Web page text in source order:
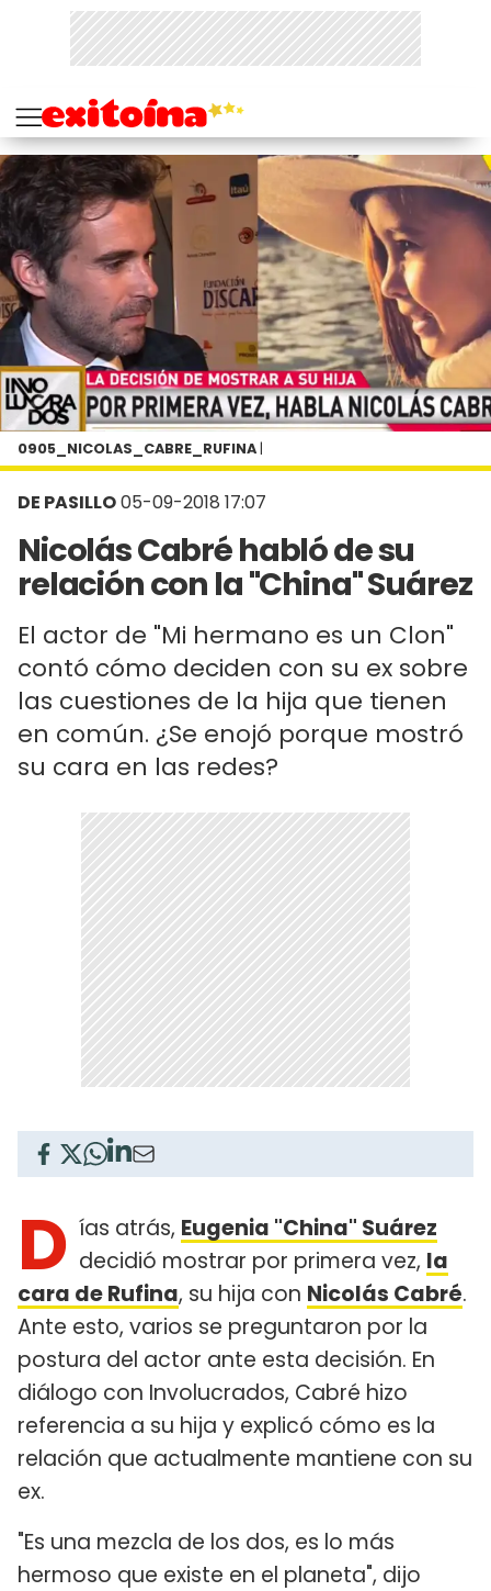
DE PASILLO05-09-2018 17:07
Nicolás Cabré habló de su
relación con la "China" Suárez
El actor de "Mi hermano es un Clon"
contó cómo deciden con su ex sobre
las cuestiones de la hija que tienen
en común. ¿Se enojó porque mostró
su cara en las redes?
0905_NICOLAS_CABRE_RUFINA |
D ías atrás, Eugenia "China" Suárez
decidió mostrar por primera vez, la
cara de Rufina, su hija con Nicolás Cabré.
Ante esto, varios se preguntaron por la
postura del actor ante esta decisión. En
diálogo con Involucrados, Cabré hizo
referencia a su hija y explicó cómo es la
relación que actualmente mantiene con su
ex.
"Es una mezcla de los dos, es lo más
hermoso que existe en el planeta", dijo